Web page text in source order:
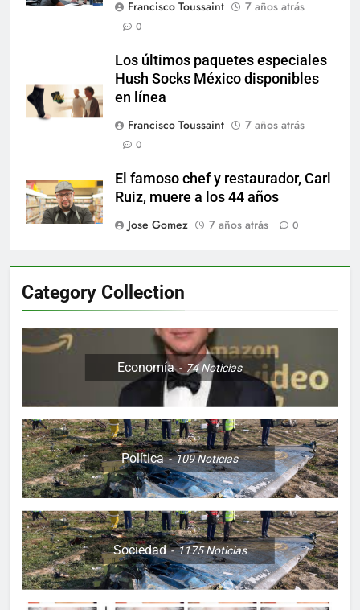
Francisco Toussaint 7 años atrás
0
Los últimos paquetes especiales
Hush Socks México disponibles
en línea
Francisco Toussaint
7 años atrás
0
El famoso chef y restaurador, Carl
Ruiz, muere a los 44 años
Jose Gomez
7 años atrás 0
Category Collection
Economía 74Noticias
Política 109Noticias
Sociedad 1175Noticias